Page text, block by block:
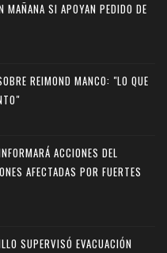
MAÑANA SI APOYAN PEDIDO DE
REIMOND MANCO: "LO QUE
ACCIONES DEL
AFECTADAS POR FUERTES
SUPERVISÓ EVACUACIÓN